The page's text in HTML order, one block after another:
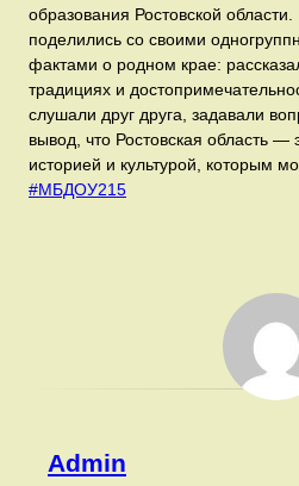
образования Ростовской
поделились со своими
фактами о родном крае:
традициях и
слушали друг друга, задавали
вывод, что Ростовская область —
историей и культурой, которым
#МБДОУ215
Admin